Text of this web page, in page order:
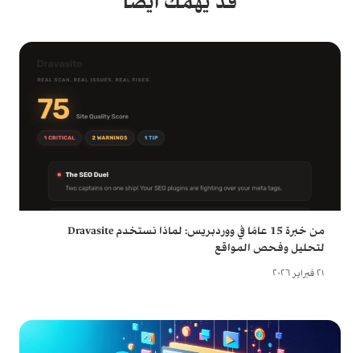
من خبرة 15 عامًا في ووردبريس: لماذا نستخدم Dravasite
لتحليل وفحص المواقع
٢١ فبراير ٢٠٢٦